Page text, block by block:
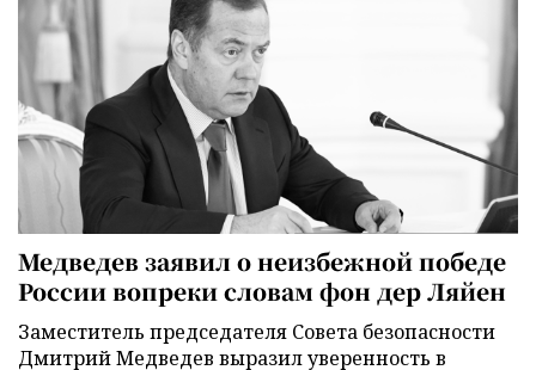
Медведев заявил о неизбежной победе
России вопреки словам фон дер Ляйен
Заместитель председателя Совета безопасности
Дмитрий Медведев выразил уверенность в